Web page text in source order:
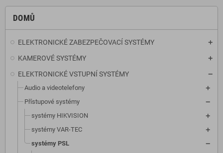
DOMŮ
ELEKTRONICKÉ ZABEZPEČOVACÍ SYSTÉMY
KAMEROVÉ SYSTÉMY
ELEKTRONICKÉ VSTUPNÍ SYSTÉMY
Audio a videotelefony
Přístupové systémy
systémy HIKVISION
systémy VAR-TEC
systémy PSL